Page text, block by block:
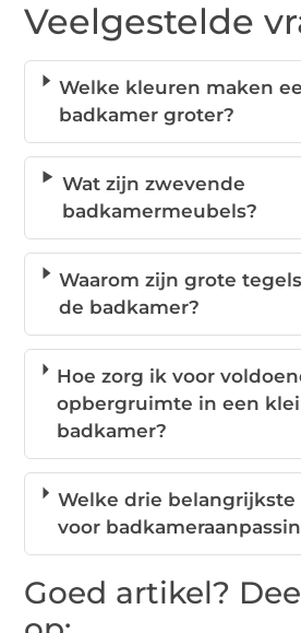
Veelgestelde
Welke kleuren maken
badkamer groter?
Wat zijn zwevende
badkamermeubels?
Waarom zijn grote
de badkamer?
Hoe zorg ik voor
opbergruimte in een
badkamer?
Welke drie belangrijkste
voor
Goed artikel?